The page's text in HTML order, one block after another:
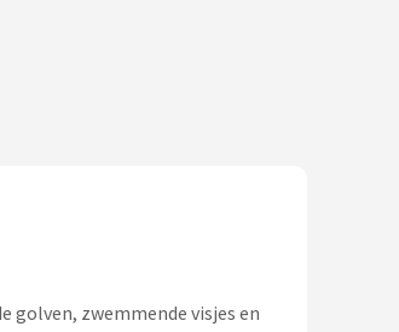
golven, zwemmende visjes en